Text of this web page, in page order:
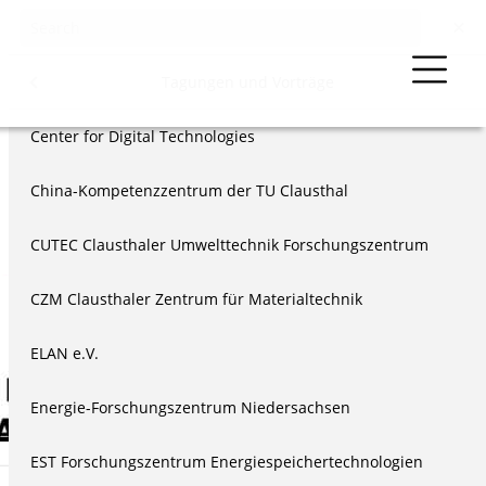
TU Clausthal
& Ethik
Center for Digital Technologies
China-Kompetenzzentrum der TU Clausthal
CUTEC Clausthaler Umwelttechnik Forschungszentrum
CZM Clausthaler Zentrum für Materialtechnik
ELAN e.V.
Energie-Forschungszentrum Niedersachsen
EST Forschungszentrum Energiespeichertechnologien